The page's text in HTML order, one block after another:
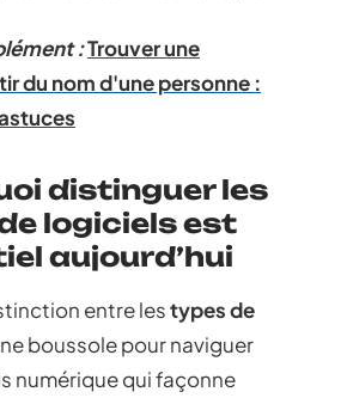
:Trouver une
du nom d'une personne :
distinguer les
logiciels est
aujourd’hui
entre lestypes de
boussole pour naviguer
numérique qui façonne